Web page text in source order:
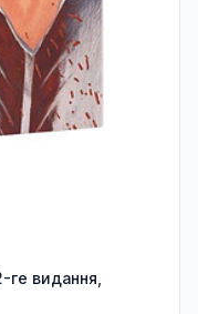
ге видання,